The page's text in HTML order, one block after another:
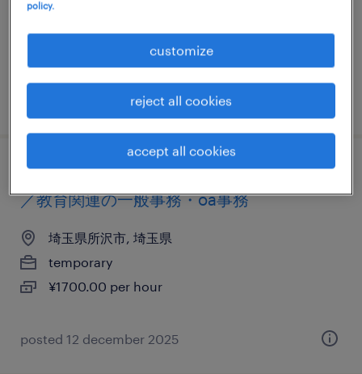
posted 24 february 2026
it・web系／メーカー系／流通・サービス系
／教育関連の一般事務・oa事務
埼玉県所沢市, 埼玉県
temporary
¥1700.00 per hour
posted 12 december 2025
policy.
customize
reject all cookies
accept all cookies